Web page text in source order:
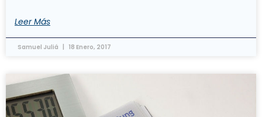
Leer Más
Samuel Juliá 18 Enero, 2017